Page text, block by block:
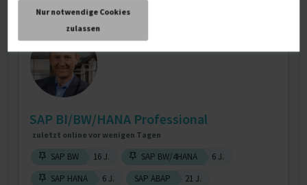
Nur notwendige Cookies
zulassen
SAP BI/BW/HANA Professional
zuletzt online vor wenigen Tagen
SAP BW 16 J. SAP BW/4HANA
6 J.
SAP HANA
6 J. SAP ABAP
21 J.